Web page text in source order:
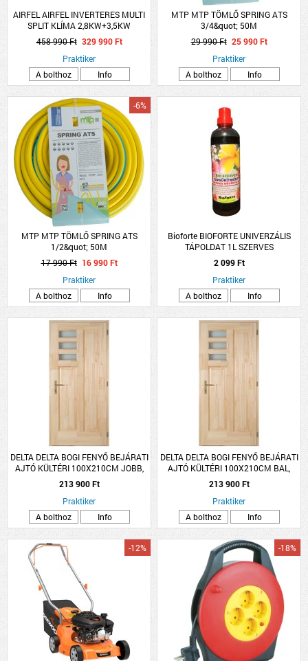
AIRFEL AIRFEL INVERTERES MULTI
SPLIT KLÍMA 2,8KW+3,5KW
2LMX50N/LRXM25UVB1B/LRXM35UVB1B
458 990 Ft 329 990 Ft
Praktiker
A bolthoz
Info
MTP MTP TÖMLŐ SPRING ATS
3/4&quot; 50M
CSAVARODÁSMENTES
29 990 Ft 25 990 Ft
Praktiker
A bolthoz
Info
MTP MTP TÖMLŐ SPRING ATS
1/2&quot; 50M
CSAVARODÁSMENTES
-6%
17 990 Ft 16 990 Ft
Praktiker
A bolthoz
Info
Bioforte BIOFORTE UNIVERZÁLIS
TÁPOLDAT 1L SZERVES
2 099 Ft
Praktiker
A bolthoz
Info
DELTA DELTA BOGI FENYŐ BEJÁRATI
AJTÓ KÜLTÉRI 100X210CM JOBB,
PUNTÓ ÜVEGGEL
213 900 Ft
Praktiker
A bolthoz
Info
DELTA DELTA BOGI FENYŐ BEJÁRATI
AJTÓ KÜLTÉRI 100X210CM BAL,
PUNTÓ ÜVEGGEL
213 900 Ft
Praktiker
A bolthoz
Info
-12% -18%